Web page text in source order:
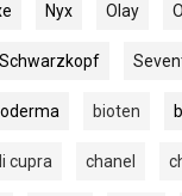
Nyx Olay
Schwarzkopf
bioten
cupra chanel